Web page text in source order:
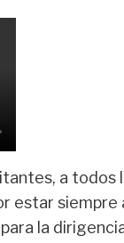
a todos
estar
la